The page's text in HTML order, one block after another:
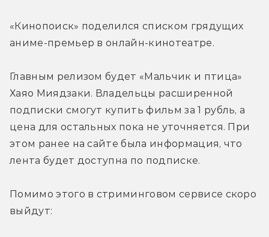
«Кинопоиск» поделился списком грядущих
аниме-премьер в онлайн-кинотеатре.
Главным релизом будет «Мальчик и птица»
Хаяо Миядзаки. Владельцы расширенной
подписки смогут купить фильм за 1 рубль, а
цена для остальных пока не уточняется. При
этом ранее на сайте была информация, что
лента будет доступна по подписке.
Помимо этого в стриминговом сервисе скоро
выйдут: